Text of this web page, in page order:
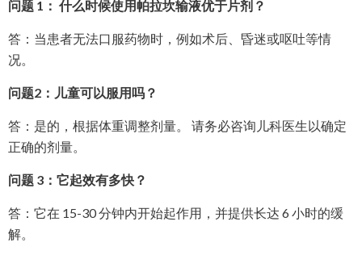
问题 1： 什么时候使用帕拉坎输液优于片剂？
答：当患者无法口服药物时，例如术后、昏迷或呕吐等情
况。
问题2：儿童可以服用吗？
答：是的，根据体重调整剂量。 请务必咨询儿科医生以确定
正确的剂量。
问题 3：它起效有多快？
答：它在 15-30 分钟内开始起作用，并提供长达 6 小时的缓
解。